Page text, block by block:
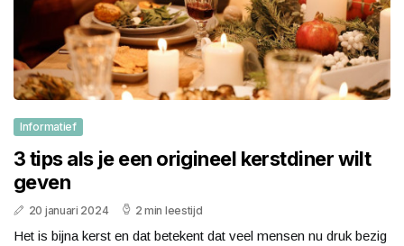
Informatief
3 tips als je een origineel kerstdiner wilt
geven
20 januari 2024 2 min leestijd
Het is bijna kerst en dat betekent dat veel mensen nu druk bezig